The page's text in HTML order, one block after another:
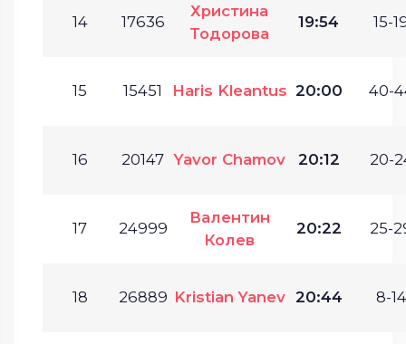
14 17636
Христина
Тодорова
19:54 15-
15 15451 Haris Kleantus 20:00 40-
16 20147 Yavor Chamov 20:12 20-
17 24999
Валентин
Колев
20:22 25-
18 26889 Kristian Yanev 20:44 8-